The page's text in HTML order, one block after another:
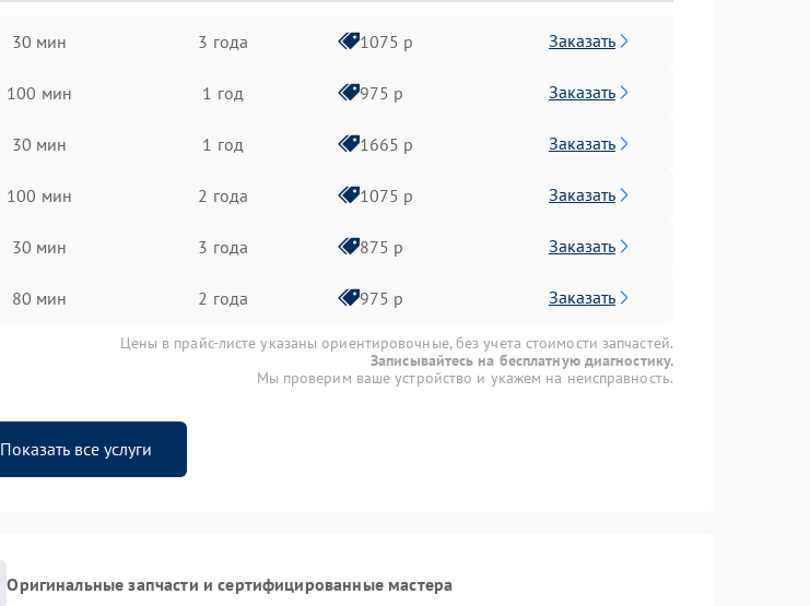
30 мин 3 года 1075 р Заказать
100 мин 1 год 975 р Заказать
30 мин 1 год 1665 р Заказать
100 мин 2 года 1075 р Заказать
30 мин 3 года 875 р Заказать
80 мин 2 года 975 р Заказать
Цены в прайс-листе указаны ориентировочные, без учета стоимости запчастей.
Записывайтесь на бесплатную диагностику.
Мы проверим ваше устройство и укажем на неисправность.
Показать все услуги
Оригинальные запчасти и сертифицированные мастера